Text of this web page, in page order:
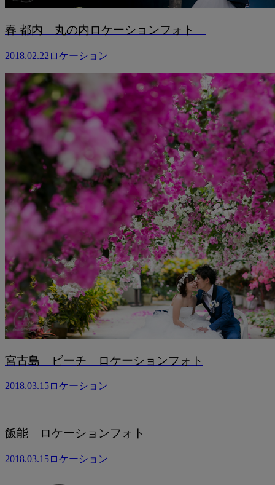
春 都内 丸の内ロケーションフォト
2018.02.22 ロケーション
宮古島 ビーチ ロケーションフォト
2018.03.15ロケーション
飯能 ロケーションフォト
2018.03.15ロケーション